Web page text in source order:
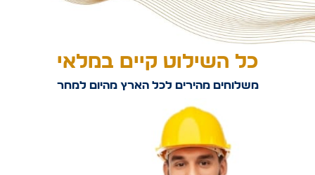
כל השילוט קיים במלאי
משלוחים מהירים לכל הארץ מהיום למחר